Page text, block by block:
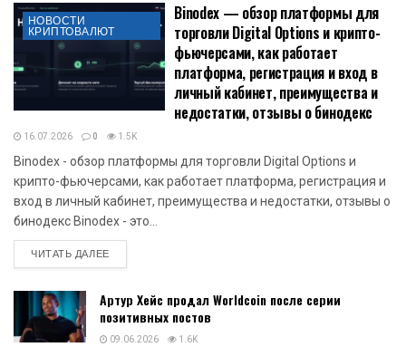
НОВОСТИ
КРИПТОВАЛЮТ
Binodex — обзор платформы для
торговли Digital Options и крипто-
фьючерсами, как работает
платформа, регистрация и вход в
личный кабинет, преимущества и
недостатки, отзывы о бинодекс
16.07.2026 0 1.5K
Binodex - обзор платформы для торговли Digital Options и
крипто-фьючерсами, как работает платформа, регистрация и
вход в личный кабинет, преимущества и недостатки, отзывы о
бинодекс Binodex - это...
ЧИТАТЬ ДАЛЕЕDETAILS
Артур Хейс продал Worldcoin после серии
позитивных постов
09.06.2026 1.6K